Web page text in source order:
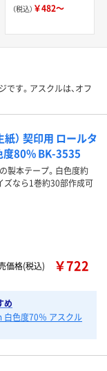
（税込） ￥482～
です。アスクルは、オフ
） 契印用 ロールタ
80% BK-3535
製本テープ。白色度約
ズなら1巻約30部作成可
価格(税込) ￥722
め
白色度70％ アスクル